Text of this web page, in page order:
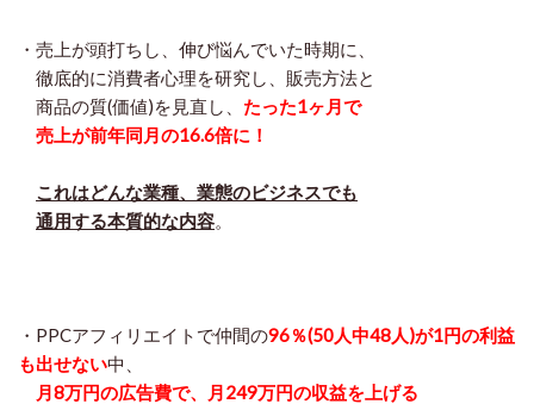
・売上が頭打ちし、伸び悩んでいた時期に、
徹底的に消費者心理を研究し、販売方法と
商品の質(価値)を見直し、 たった1ヶ月で
売上が前年同月の16.6倍に！
これはどんな業種、業態のビジネスでも
通用する本質的な内容。
・PPCアフィリエイトで仲間の96％(50人中48人)が1円の利益
も出せない中、
月8万円の広告費で、月249万円の収益を上げる